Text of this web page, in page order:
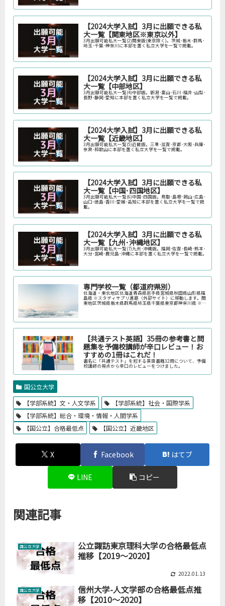
【2024大学入試】3月に出願できる私
大一覧【関東地区※東京以外】
3月出願可能私大一覧(2)関東版(東京除く)。茨城･栃木･群馬･
埼玉･千葉･神奈川に本部を置く私立大学を一覧で掲載。
【2024大学入試】3月に出願できる私
大一覧【中部地区】
3月出願可能私大一覧(4)中部版。新潟･富山･石川･福井･山梨･
長野･静岡･愛知に本部を置く私立大学を一覧で掲載。
【2024大学入試】3月に出願できる私
大一覧【近畿地区】
3月出願可能私大一覧(5)近畿版。三重･滋賀･京都･大阪･兵庫･
奈良･和歌山に本部を置く私立大学を一覧で掲載。
【2024大学入試】3月に出願できる私
大一覧【中国･四国地区】
3月出願可能私大一覧(6)中国･四国版。鳥取･島根･岡山･広島･
山口･徳島･香川･愛媛･高知に本部を置く私立大学を一覧で掲
載。
【2024大学入試】3月に出願できる私
大一覧【九州･沖縄地区】
3月出願可能私大一覧(7)九州･沖縄版。福岡･佐賀･長崎･熊本･
大分･宮崎･鹿児島･沖縄に本部を置く私立大学を一覧で掲載。
専門学校一覧（都道府県別）
北海道・東北地区北海道青森県岩手県宮城県秋田県山形県福
島県 ※スタディサプリ進路（外部サイト）に移動します。関
東地区茨城県栃木県群馬県埼玉県千葉県東京都神奈川県 ※ス
【共通テスト英語】35冊の参考書と問
題集を予備校講師が辛口レビュー！お
すすめの1冊はこれだ！
書名に「共通テスト」を冠する英語書籍32冊について、予備
校講師の視点から辛口のレビューをつけました。
国公立大学
【学部系統】文・人文学系
【学部系統】社会・国際学系
【学部系統】総合・環境・情報・人間学系
【国公立】合格最低点
【国公立】近畿地区
X Facebook はてブ
LINE コピー
関連記事
国公立大学
公立諏訪東京理科大学の合格最低点
推移【2019～2020】
2022.01.13
国公立大学
信州大学-人文学部の合格最低点推
移【2010～2020】